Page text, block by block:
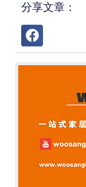
分享文章：